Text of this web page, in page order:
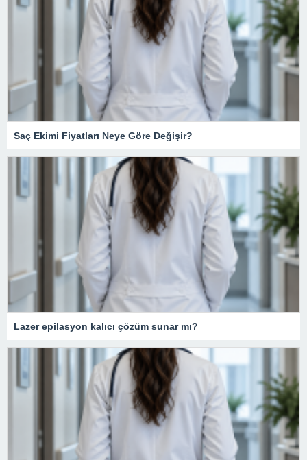
Saç Ekimi Fiyatları Neye Göre Değişir?
Lazer epilasyon kalıcı çözüm sunar mı?